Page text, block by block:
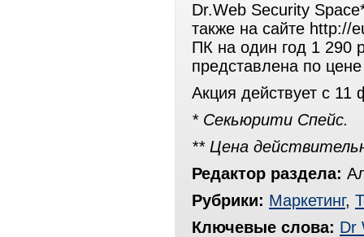
Dr.Web Security
также на сайте http://
ПК на один год 1 290
представлена по
Акция действует с
* Секьюрити Спейс.
** Цена
Редактор раздела:
Рубрики: Маркетинг,
Ключевые слова: Dr